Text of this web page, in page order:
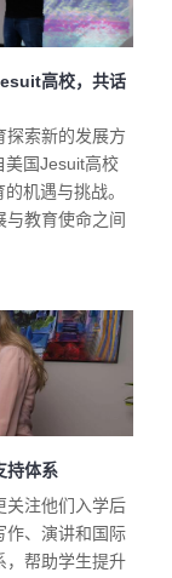
高校，共话
探索新的发展方
美国Jesuit高校
机遇与挑战。
与教育使命之间
持体系
关注他们入学后
作、演讲和国际
，帮助学生提升